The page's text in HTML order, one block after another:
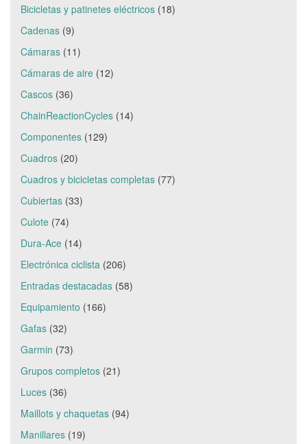
Bicicletas y patinetes eléctricos (18)
Cadenas (9)
Cámaras (11)
Cámaras de aire (12)
Cascos (36)
ChainReactionCycles (14)
Componentes (129)
Cuadros (20)
Cuadros y bicicletas completas (77)
Cubiertas (33)
Culote (74)
Dura-Ace (14)
Electrónica ciclista (206)
Entradas destacadas (58)
Equipamiento (166)
Gafas (32)
Garmin (73)
Grupos completos (21)
Luces (36)
Maillots y chaquetas (94)
Manillares (19)